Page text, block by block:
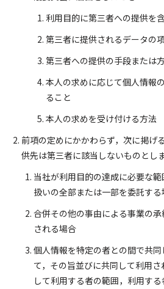
利用目的に第三者への提供を
第三者に提供されるデータの
第三者への提供の手段または
本人の求めに応じて個人情報
ること
本人の求めを受け付ける方法
前項の定めにかかわらず，次に掲げ
供先は第三者に該当しないものとしま
当社が利用目的の達成に必要な
扱いの全部または一部を委託する
合併その他の事由による事業の
される場合
個人情報を特定の者との間で共
て，その旨並びに共同して利用
して利用する者の範囲，利用す